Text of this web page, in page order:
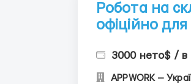
Робота на
офіційно для
3000 нето$ / в
APPWORK —